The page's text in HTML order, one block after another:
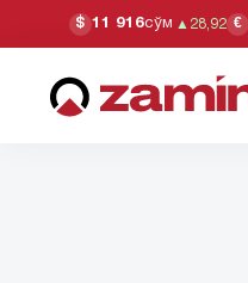
$ 11 916сўм ▲ 28,92 €